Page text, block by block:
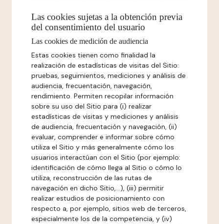
Las cookies sujetas a la obtención previa
del consentimiento del usuario
Las cookies de medición de audiencia
Estas cookies tienen como finalidad la
realización de estadísticas de visitas del Sitio:
pruebas, seguimientos, mediciones y análisis de
audiencia, frecuentación, navegación,
rendimiento. Permiten recopilar información
sobre su uso del Sitio para (i) realizar
estadísticas de visitas y mediciones y análisis
de audiencia, frecuentación y navegación, (ii)
evaluar, comprender e informar sobre cómo
utiliza el Sitio y más generalmente cómo los
usuarios interactúan con el Sitio (por ejemplo:
identificación de cómo llega al Sitio o cómo lo
utiliza, reconstrucción de las rutas de
navegación en dicho Sitio,...), (iii) permitir
realizar estudios de posicionamiento con
respecto a, por ejemplo, sitios web de terceros,
especialmente los de la competencia, y (iv)